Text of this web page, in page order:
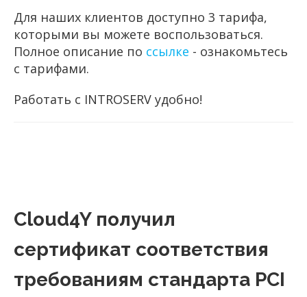
Для наших клиентов доступно 3 тарифа,
которыми вы можете воспользоваться.
Полное описание по ссылке - ознакомьтесь
с тарифами.
Работать с INTROSERV удобно!
Cloud4Y получил
сертификат соответствия
требованиям стандарта PCI